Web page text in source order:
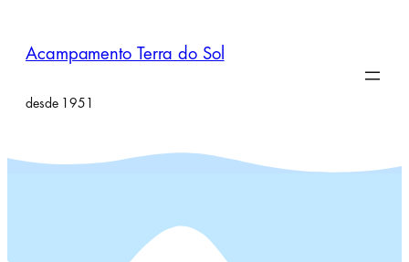
Acampamento Terra do Sol
desde 1951